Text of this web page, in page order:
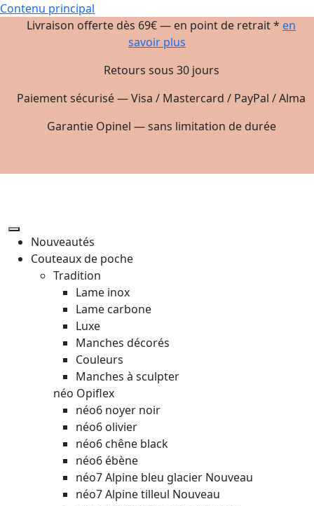
Contenu principal
Livraison offerte dès 69€ — en point de retrait * en
savoir plus
Retours sous 30 jours
Paiement sécurisé — Visa / Mastercard / PayPal / Alma
Garantie Opinel — sans limitation de durée
Nouveautés
Couteaux de poche
Tradition
Lame inox
Lame carbone
Luxe
Manches décorés
Couleurs
Manches à sculpter
néo Opiflex
néo6 noyer noir
néo6 olivier
néo6 chêne black
néo6 ébène
néo7 Alpine bleu glacier Nouveau
néo7 Alpine tilleul Nouveau